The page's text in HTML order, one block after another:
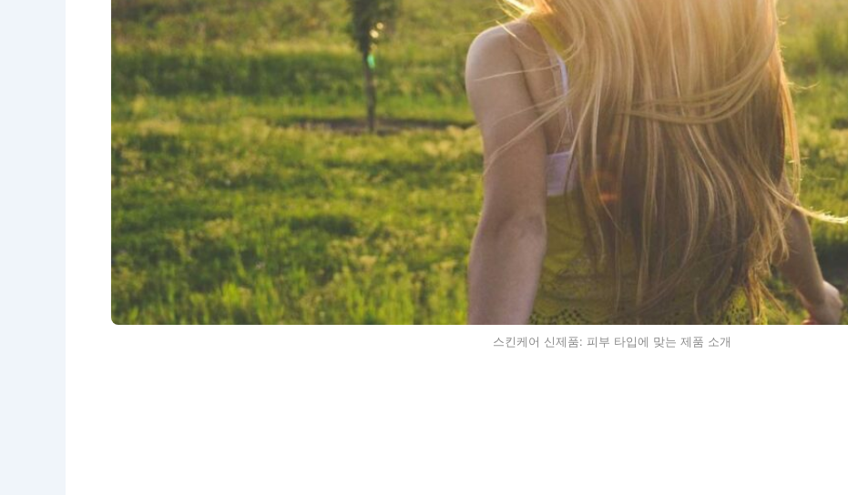
스킨케어 신제품: 피부 타입에 맞는 제품 소개